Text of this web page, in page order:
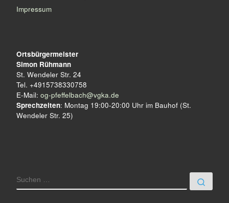
Impressum
Ortsbürgermeister
Simon Rühmann
St. Wendeler Str. 24
Tel. +4915738330758
E-Mail: og-pfeffelbach@vgka.de
Sprechzeiten: Montag 19:00-20:00 Uhr im Bauhof (St.
Wendeler Str. 25)
SUCHE